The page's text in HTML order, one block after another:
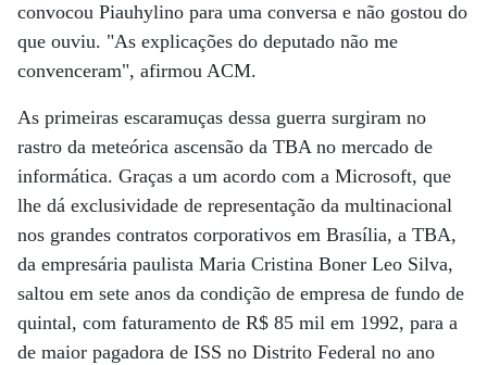
convocou Piauhylino para uma conversa e não gostou do
que ouviu. "As explicações do deputado não me
convenceram", afirmou ACM.
As primeiras escaramuças dessa guerra surgiram no
rastro da meteórica ascensão da TBA no mercado de
informática. Graças a um acordo com a Microsoft, que
lhe dá exclusividade de representação da multinacional
nos grandes contratos corporativos em Brasília, a TBA,
da empresária paulista Maria Cristina Boner Leo Silva,
saltou em sete anos da condição de empresa de fundo de
quintal, com faturamento de R$ 85 mil em 1992, para a
de maior pagadora de ISS no Distrito Federal no ano